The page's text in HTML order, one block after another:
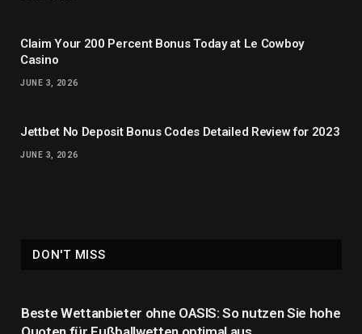
Claim Your 200 Percent Bonus Today at Le Cowboy
Casino
JUNE 3, 2026
Jettbet No Deposit Bonus Codes Detailed Review for 2023
JUNE 3, 2026
DON'T MISS
Beste Wettanbieter ohne OASIS: So nutzen Sie hohe